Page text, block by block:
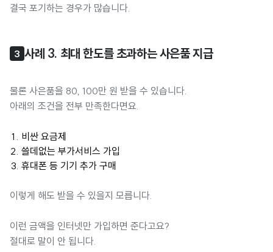
결국 포기하는 경우가 많습니다.
3 사례 3. 최대 한도를 초과하는 사은품 지급
물론 사은품을 80, 100만 원 받을 수 있습니다.
아래의 조건을 전부 만족한다면요.
비싼 요금제
쓸데없는 부가서비스 가입
휴대폰 등 기기 추가 구매
이렇게 해도 받을 수 있을지 모릅니다.
이런 금액을 인터넷만 가입하면 준다고요?
절대로 말이 안 됩니다.